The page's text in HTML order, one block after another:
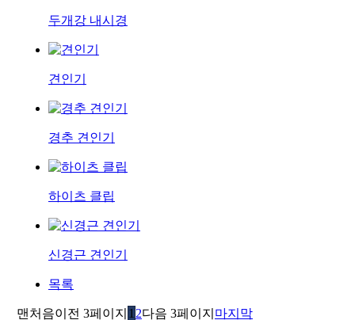
두개강 내시경
견인기
경추 견인기
하이츠 클립
신경근 견인기
목록
맨처음이전 3페이지 1 2다음 3페이지 마지막